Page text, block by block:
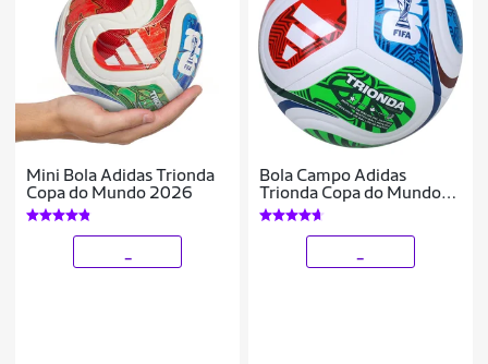
Mini Bola Adidas Trionda
Copa do Mundo 2026
Bola Campo Adidas
Trionda Copa do Mundo
2026 Training